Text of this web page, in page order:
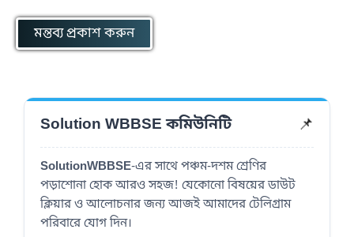
Solution WBBSE কমিউনিটি 📌
SolutionWBBSE-এর সাথে পঞ্চম-দশম শ্রেণির
পড়াশোনা হোক আরও সহজ! যেকোনো বিষয়ের ডাউট
ক্লিয়ার ও আলোচনার জন্য আজই আমাদের টেলিগ্রাম
পরিবারে যোগ দিন।